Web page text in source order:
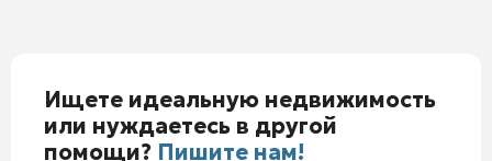
Ищете идеальную недвижимость
или нуждаетесь в другой
помощи? Пишите нам!